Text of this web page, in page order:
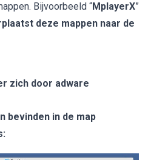
Bijvoorbeeld “MplayerX”
deze mappen naar de
zich door adware
bevinden in de map
: